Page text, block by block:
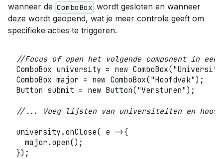
wanneer de ComboBox wordt gesloten en wanneer
deze wordt geopend, wat je meer controle geeft om
specifieke acties te triggeren.
//Focus of open het volgende component in
ComboBox university = new ComboBox(
ComboBox major = new ComboBox("Hoofdvak") ;
Button submit = new Button("Versturen") ;
//... Voeg lijsten van universiteiten en
university . onClose( e ->{
  major
. open() ;
}) ;